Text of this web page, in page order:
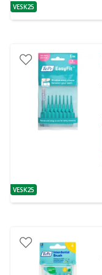
patarimas
VESK25
patarimas
VESK25